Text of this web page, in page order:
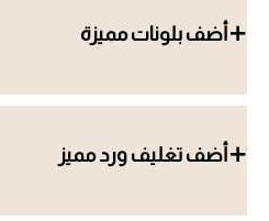
أضف بلونات مميزة
أضف تغليف ورد مميز